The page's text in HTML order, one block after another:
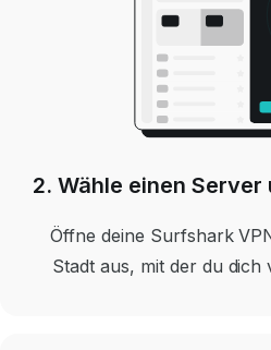
2. Wähle einen
Öffne deine Surfshark
Stadt aus, mit der du dich